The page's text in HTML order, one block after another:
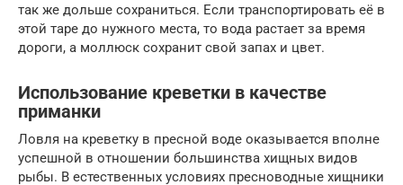
так же дольше сохраниться. Если транспортировать её в
этой таре до нужного места, то вода растает за время
дороги, а моллюск сохранит свой запах и цвет.
Использование креветки в качестве
приманки
Ловля на креветку в пресной воде оказывается вполне
успешной в отношении большинства хищных видов
рыбы. В естественных условиях пресноводные хищники